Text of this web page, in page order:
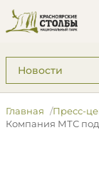
Подразделы:
Главная Пресс-
Компания МТС